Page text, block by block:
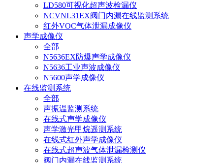
LD580可视化超声波检漏仪
NCVNL31EX阀门内漏在线监测系统
红外VOC气体泄漏成像仪
声学成像仪
全部
N5636EX防爆声学成像仪
N5636工业声波成像仪
N5600声学成像仪
在线监测系统
全部
声振温监测系统
在线式声学成像仪
声学激光甲烷遥测系统
在线式红外声学成像仪
在线式超声波气体泄漏检测仪
阀门内漏在线监测系统